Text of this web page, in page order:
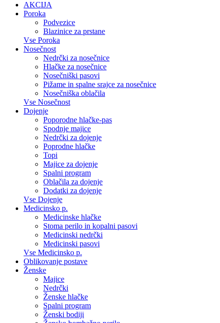
AKCIJA
Poroka
Podvezice
Blazinice za prstane
Vse Poroka
Nosečnost
Nedrčki za nosečnice
Hlačke za nosečnice
Nosečniški pasovi
Pižame in spalne srajce za nosečnice
Nosečniška oblačila
Vse Nosečnost
Dojenje
Poporodne hlačke-pas
Spodnje majice
Nedrčki za dojenje
Poprodne hlačke
Topi
Majice za dojenje
Spalni program
Oblačila za dojenje
Dodatki za dojenje
Vse Dojenje
Medicinsko p.
Medicinske hlačke
Stoma perilo in kopalni pasovi
Medicinski nedrčki
Medicinski pasovi
Vse Medicinsko p.
Oblikovanje postave
Ženske
Majice
Nedrčki
Ženske hlačke
Spalni program
Ženski bodiji